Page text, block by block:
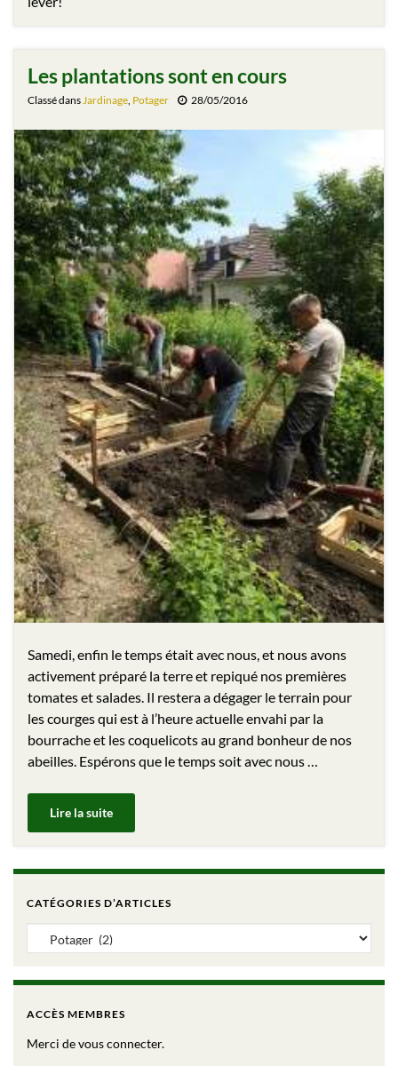
Les plantations sont en cours
Classé dansJardinage, Potager 28/05/2016
Samedi, enfin le temps était avec nous, et nous avons
activement préparé la terre et repiqué nos premières
tomates et salades. Il restera a dégager le terrain pour
les courges qui est à l’heure actuelle envahi par la
bourrache et les coquelicots au grand bonheur de nos
abeilles. Espérons que le temps soit avec nous …
Lire la suite
CATÉGORIES D’ARTICLES
Catégories d’articles
ACCÈS MEMBRES
Merci de vous connecter.